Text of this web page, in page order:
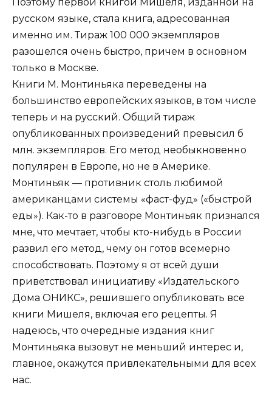
русском языке, стала книга, адресованная
именно им. Тираж 100 000 экземпляров
разошелся очень быстро, причем в основном
только в Москве.
Книги М. Монтиньяка переведены на
большинство европейских языков, в том числе
теперь и на русский. Общий тираж
опубликованных произведений превысил б
млн. экземпляров. Его метод необыкновенно
популярен в Европе, но не в Америке.
Монтиньяк — противник столь любимой
американцами системы «фаст-фуд» («быстрой
еды»). Как-то в разговоре Монтиньяк признался
мне, что мечтает, чтобы кто-нибудь в России
развил его метод, чему он готов всемерно
способствовать. Поэтому я от всей души
приветствовал инициативу «Издательского
Дома ОНИКС», решившего опубликовать все
книги Мишеля, включая его рецепты. Я
надеюсь, что очередные издания книг
Монтиньяка вызовут не меньший интерес и,
главное, окажутся привлекательными для всех
нас.